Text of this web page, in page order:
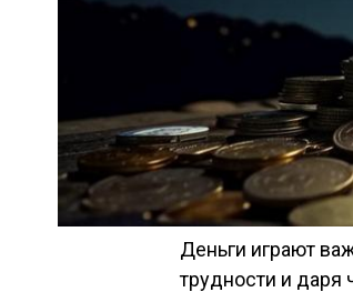
Деньги играют
трудности и даря